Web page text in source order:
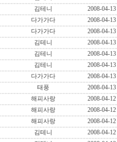
김테니 2008-04-13
다가가다 2008-04-13
다가가다 2008-04-13
김테니 2008-04-13
김테니 2008-04-13
김테니 2008-04-13
다가가다 2008-04-13
태풍 2008-04-13
해피사랑 2008-04-12
해피사랑 2008-04-12
해피사랑 2008-04-12
김테니 2008-04-12